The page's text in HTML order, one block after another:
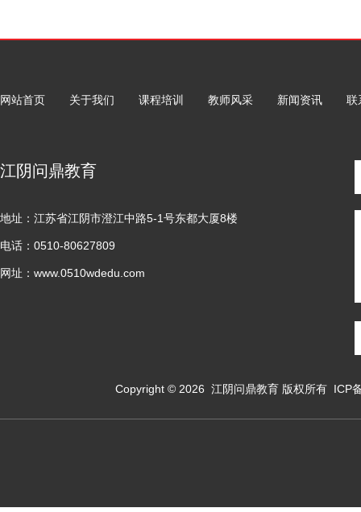
网站首页 关于我们 课程培训 教师风采 新闻资讯 联
江阴问鼎教育
地址：江苏省江阴市澄江中路5-1号东都大厦8楼
电话：0510-80627809
网址：www.0510wdedu.com
Copyright © 2026 江阴问鼎教育 版权所有 ICP